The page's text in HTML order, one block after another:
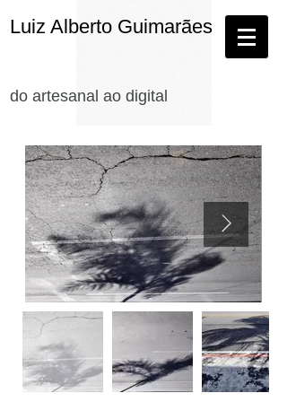
Luiz Alberto Guimarães
do artesanal ao digital